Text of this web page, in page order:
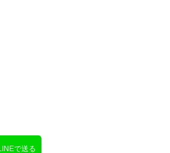
で送る